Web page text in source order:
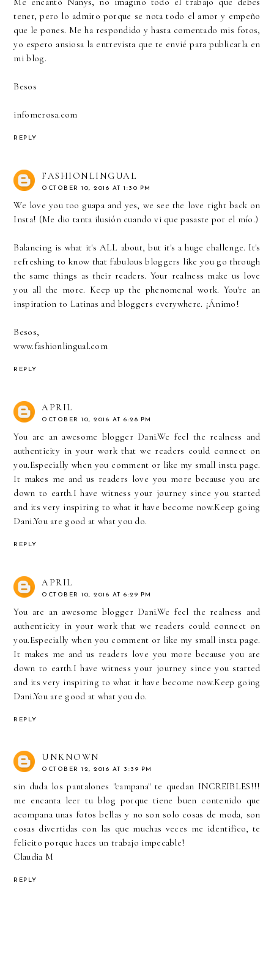
tener, pero lo admiro porque se nota todo el amor y empeño
que le pones. Me ha respondido y hasta comentado mis fotos,
yo espero ansiosa la entrevista que te envié para publicarla en
mi blog.
Besos
infomerosa.com
REPLY
FASHIONLINGUAL
OCTOBER 10, 2016 AT 1:30 PM
We love you too guapa and yes, we see the love right back on
Insta! (Me dio tanta ilusión cuando vi que pasaste por el mío.)
Balancing is what it's ALL about, but it's a huge challenge. It's
refreshing to know that fabulous bloggers like you go through
the same things as their readers. Your realness make us love
you all the more. Keep up the phenomenal work. You're an
inspiration to Latinas and bloggers everywhere. ¡Ánimo!
Besos,
www.fashionlingual.com
REPLY
APRIL
OCTOBER 10, 2016 AT 6:28 PM
You are an awesome blogger Dani.We feel the realness and
authenticity in your work that we readers could connect on
you.Especially when you comment or like my small insta page.
It makes me and us readers love you more because you are
down to earth.I have witness your journey since you started
and its very inspiring to what it have become now.Keep going
Dani.You are good at what you do.
REPLY
APRIL
OCTOBER 10, 2016 AT 6:29 PM
You are an awesome blogger Dani.We feel the realness and
authenticity in your work that we readers could connect on
you.Especially when you comment or like my small insta page.
It makes me and us readers love you more because you are
down to earth.I have witness your journey since you started
and its very inspiring to what it have become now.Keep going
Dani.You are good at what you do.
REPLY
UNKNOWN
OCTOBER 12, 2016 AT 3:39 PM
sin duda los pantalones "campana" te quedan INCREIBLES!!!
me encanta leer tu blog porque tiene buen contenido que
acompana unas fotos bellas y no son solo cosas de moda, son
cosas divertidas con las que muchas veces me identifico, te
felicito porque haces un trabajo impecable!
Claudia M
REPLY